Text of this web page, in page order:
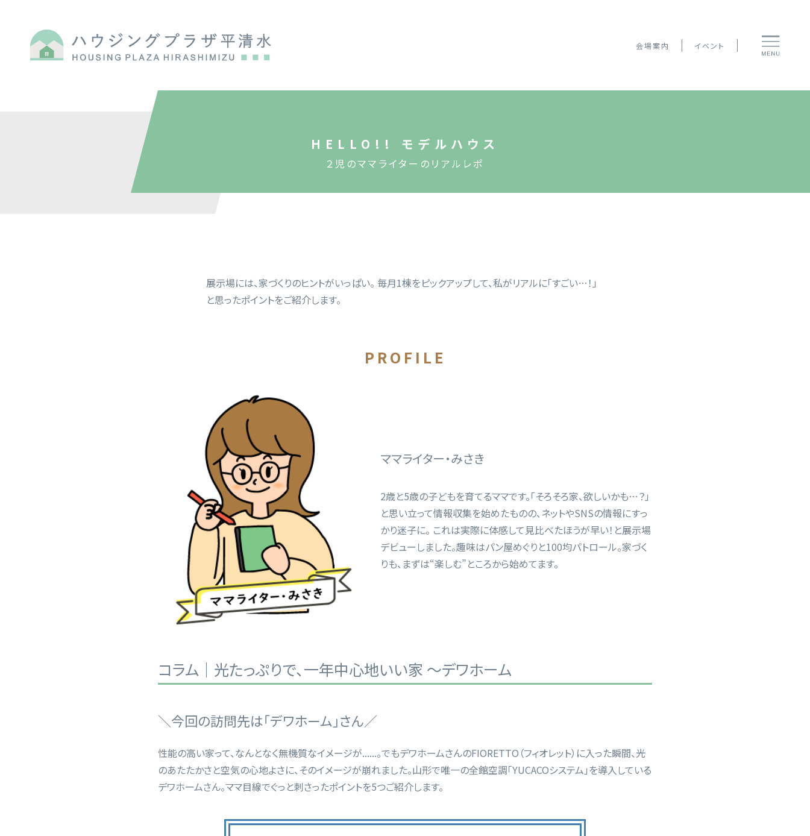
会場案内 イベント
HELLO!! モデルハウス
２児のママライターのリアルレポ
展示場には、家づくりのヒントがいっぱい。 毎月1棟をピックアップして、私がリアルに「すごい…！」
と思ったポイントをご紹介します。
PROFILE
ママライター・みさき
2歳と5歳の子どもを育てるママです。「そろそろ家、欲しいかも…？」
と思い立って情報収集を始めたものの、ネットやSNSの情報にすっ
かり迷子に。 これは実際に体感して見比べたほうが早い！と展示場
デビューしました。趣味はパン屋めぐりと100均パトロール。家づく
りも、まずは“楽しむ”ところから始めてます。
コラム｜光たっぷりで、一年中心地いい家 ～デワホーム
＼今回の訪問先は「デワホーム」さん／
性能の高い家って、なんとなく無機質なイメージが......。でもデワホームさんのFIORETTO（フィオレット）に入った瞬間、光
のあたたかさと空気の心地よさに、そのイメージが崩れました。山形で唯一の全館空調「YUCACOシステム」を導入している
デワホームさん。ママ目線でぐっと刺さったポイントを5つご紹介します。